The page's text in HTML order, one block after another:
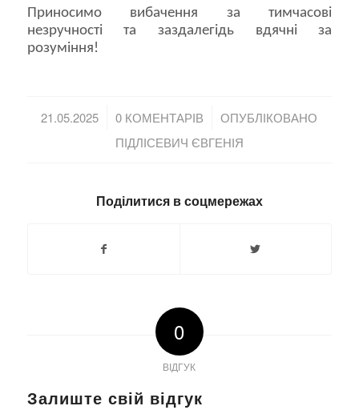
Приносимо вибачення за тимчасові
незручності та заздалегідь вдячні за
розуміння!
21.05.2025
/ 0 КОМЕНТАРІВ
/
ОПУБЛІКОВАНО
ПІДЛІСЕВИЧ ЄВГЕНІЯ
Поділитися в соцмережах
0
ВІДГУК
Залиште свій відгук